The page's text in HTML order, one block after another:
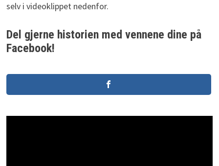
selv i videoklippet nedenfor.
Del gjerne historien med vennene dine på
Facebook!